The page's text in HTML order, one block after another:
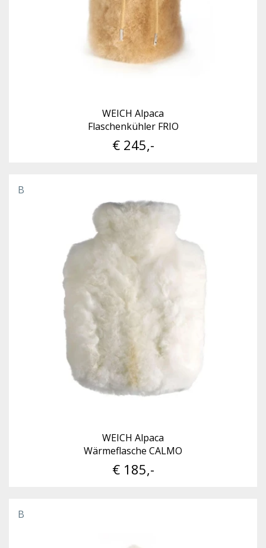
WEICH Alpaca
Flaschenkühler FRIO
€ 245,-
B
WEICH Alpaca
Wärmeflasche CALMO
€ 185,-
B